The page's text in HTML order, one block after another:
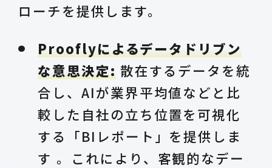
ローチを提供します。
Prooflyによるデータドリブン
な意思決定:散在するデータを統
合し、AIが業界平均値などと比
較した自社の立ち位置を可視化
する「BIレポート」を提供しま
す 。これにより、客観的なデー